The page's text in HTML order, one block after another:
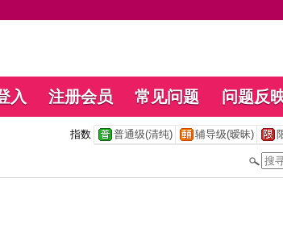
入 注册会员 常见问题 问题反
指数 普通级(清纯) 辅导级(暧昧)